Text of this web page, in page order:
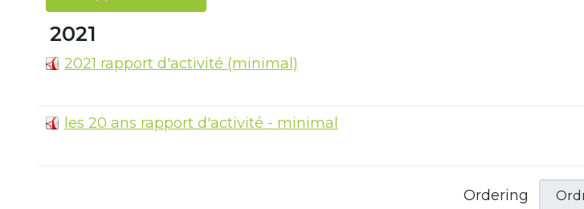
2021
2021 rapport d'activité (minimal)
les 20 ans rapport d'activité - minimal
Ordering